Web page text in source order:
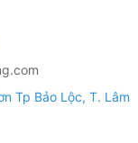
lý hàng hóa dễ
tạo điểm
Tp Bảo Lộc, T. Lâm